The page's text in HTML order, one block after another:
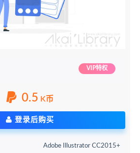
VIP特权
0.5 K币
登录后购买
Adobe Illustrator CC2015+